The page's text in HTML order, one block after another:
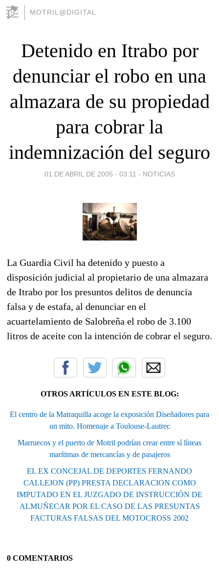
MOTRIL@DIGITAL
Detenido en Itrabo por
denunciar el robo en una
almazara de su propiedad
para cobrar la
indemnización del seguro
01 DE ABRIL DE 2005 - 03:11 - NOTICIAS
La Guardia Civil ha detenido y puesto a
disposición judicial al propietario de una almazara
de Itrabo por los presuntos delitos de denuncia
falsa y de estafa, al denunciar en el
acuartelamiento de Salobreña el robo de 3.100
litros de aceite con la intención de cobrar el seguro.
OTROS ARTÍCULOS EN ESTE BLOG:
El centro de la Matraquilla acoge la exposición Diseñadores para
un mito. Homenaje a Toulouse-Lautrec
Marruecos y el puerto de Motril podrían crear entre sí líneas
marítimas de mercancías y de pasajeros
EL EX CONCEJAL DE DEPORTES FERNANDO
CALLEJON (PP) PRESTA DECLARACION COMO
IMPUTADO EN EL JUZGADO DE INSTRUCCIÓN DE
ALMUÑECAR POR EL CASO DE LAS PRESUNTAS
FACTURAS FALSAS DEL MOTOCROSS 2002
0 COMENTARIOS